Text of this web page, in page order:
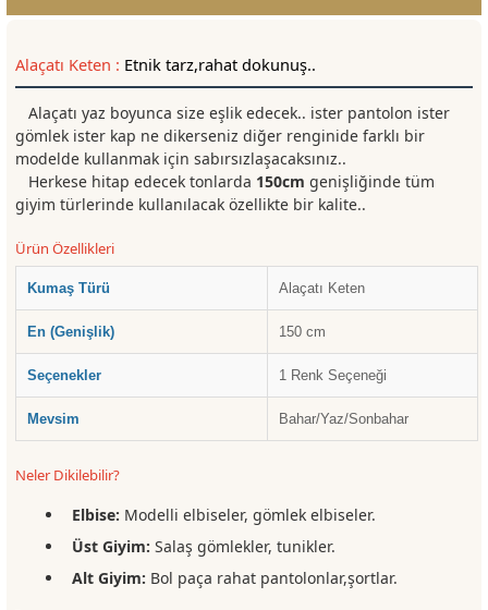
Alaçatı Keten : Etnik tarz,rahat dokunuş..
Alaçatı yaz boyunca size eşlik edecek.. ister pantolon ister
gömlek ister kap ne dikerseniz diğer renginide farklı bir
modelde kullanmak için sabırsızlaşacaksınız..
Herkese hitap edecek tonlarda 150cm genişliğinde tüm
giyim türlerinde kullanılacak özellikte bir kalite..
Ürün Özellikleri
Kumaş Türü Alaçatı Keten
En (Genişlik) 150 cm
Seçenekler 1 Renk Seçeneği
Mevsim Bahar/Yaz/Sonbahar
Neler Dikilebilir?
Elbise: Modelli elbiseler, gömlek elbiseler.
Üst Giyim: Salaş gömlekler, tunikler.
Alt Giyim: Bol paça rahat pantolonlar,şortlar.